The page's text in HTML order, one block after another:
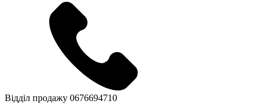
Відділ продажу 0676694710